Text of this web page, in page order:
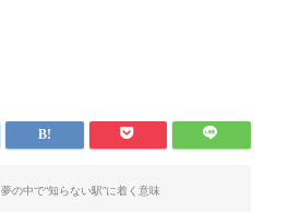
夢の中で“知らない駅”に着く意味